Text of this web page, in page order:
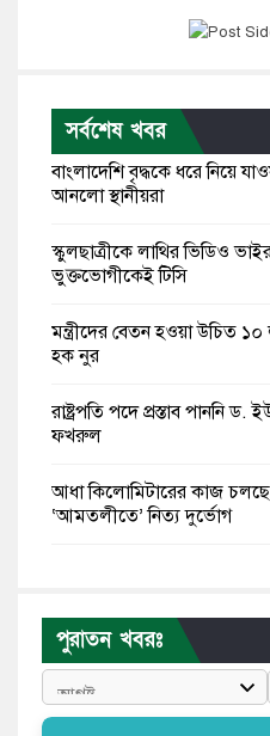
সর্বশেষ খবর
বাংলাদেশি বৃদ্ধকে ধরে নিয়ে
আনলো স্থানীয়রা
স্কুলছাত্রীকে লাথির ভিডিও
ভুক্তভোগীকেই টিসি
মন্ত্রীদের বেতন হওয়া উচিত
হক নুর
রাষ্ট্রপতি পদে প্রস্তাব পাননি ড.
ফখরুল
আধা কিলোমিটারের কাজ
‘আমতলীতে’ নিত্য দুর্ভোগ
পুলিশকে পিটিয়ে রক্তাক্ত
এনসিপি নেতা
পুরাতন খবরঃ